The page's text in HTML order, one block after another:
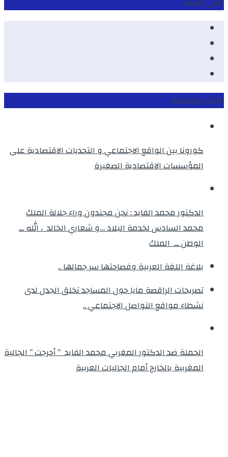
الأكثر مشاهدة
كورونا بين الواقع الاجتماعي و التحديات الاقتصادية على
المؤسسات الاقتصادية الصغيرة
الدكتور محمد الفايد : نحن مجندون وراء جلالة الملك
محمد السادس لخدمة البلاد …و شعاري الخالد ، الله ــ
الوطن ــ الملك
بلاغة اللغة العربية وفصاحتها سر جمالها ..
تصريحات الراقصة مايا حول المساجد تخلق الجدل لدى
نشطاء مواقع التواصل الاجتماعي ..
الحملة ضد الدكتور المغربي محمد الفايد ” أحرجت ” الجالية
المغربية بالخارج أمام الجاليات العربية